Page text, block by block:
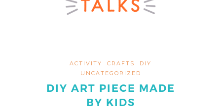
ACTIVITY CRAFTS
DIY
UNCATEGORIZED
DIY ART PIECE MADE
BY KIDS